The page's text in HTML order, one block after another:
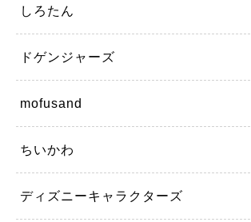
しろたん
ドゲンジャーズ
mofusand
ちいかわ
ディズニーキャラクターズ